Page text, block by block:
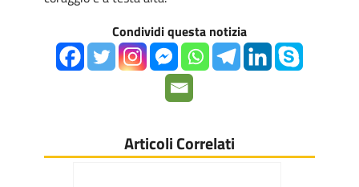
Condividi questa notizia
Articoli Correlati